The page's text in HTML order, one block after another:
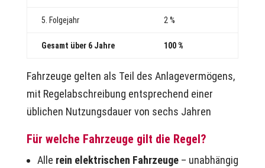
5. Folgejahr 2 %
Gesamt über 6 Jahre 100 %
Fahrzeuge gelten als Teil des Anlagevermögens,
mit Regel­abschreibung entsprechend einer
üblichen Nutzungsdauer von sechs Jahren
Für welche Fahrzeuge gilt die Regel?
Alle rein elektrischen Fahrzeuge– unabhängig